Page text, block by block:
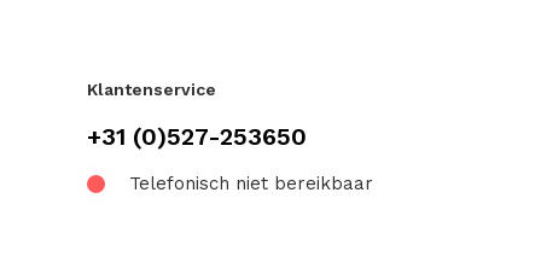
Klantenservice
+31 (0)527-253650
Telefonisch niet bereikbaar